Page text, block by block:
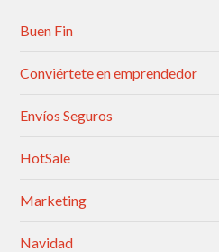
Buen Fin
Conviértete en emprendedor
Envíos Seguros
HotSale
Marketing
Navidad